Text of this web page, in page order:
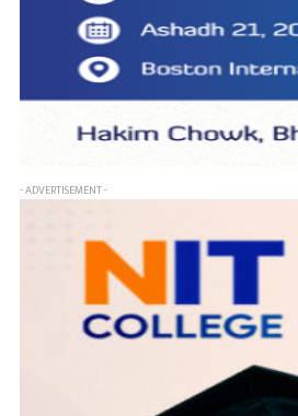
- ADVERTISEMENT -